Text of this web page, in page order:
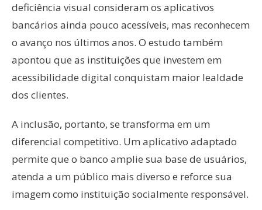
deficiência visual consideram os aplicativos
bancários ainda pouco acessíveis, mas reconhecem
o avanço nos últimos anos. O estudo também
apontou que as instituições que investem em
acessibilidade digital conquistam maior lealdade
dos clientes.
A inclusão, portanto, se transforma em um
diferencial competitivo. Um aplicativo adaptado
permite que o banco amplie sua base de usuários,
atenda a um público mais diverso e reforce sua
imagem como instituição socialmente responsável.